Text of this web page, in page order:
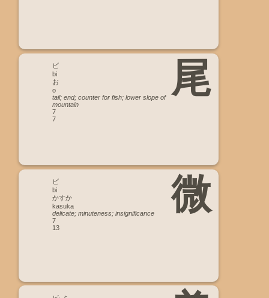
尾
ビ
bi
お
o
tail; end; counter for fish; lower slope of
mountain
7
7
微
ビ
bi
かすか
kasuka
delicate; minuteness; insignificance
7
13